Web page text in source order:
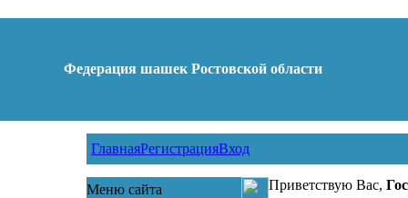
Федерация шашек Ростовской области
ГлавнаяРегистрацияВход
Меню сайта
Приветствую Вас,